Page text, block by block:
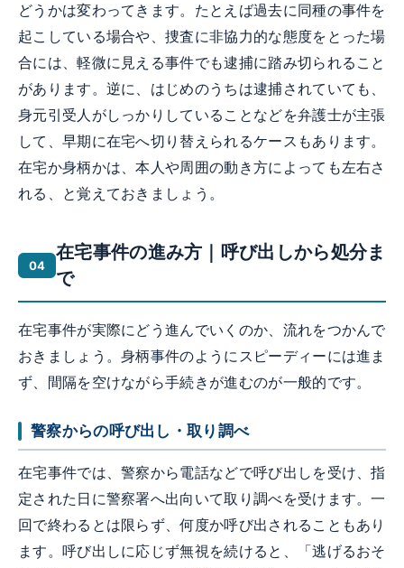
どうかは変わってきます。たとえば過去に同種の事件を
起こしている場合や、捜査に非協力的な態度をとった場
合には、軽微に見える事件でも逮捕に踏み切られること
があります。逆に、はじめのうちは逮捕されていても、
身元引受人がしっかりしていることなどを弁護士が主張
して、早期に在宅へ切り替えられるケースもあります。
在宅か身柄かは、本人や周囲の動き方によっても左右さ
れる、と覚えておきましょう。
在宅事件の進み方｜呼び出しから処分ま
で
在宅事件が実際にどう進んでいくのか、流れをつかんで
おきましょう。身柄事件のようにスピーディーには進ま
ず、間隔を空けながら手続きが進むのが一般的です。
警察からの呼び出し・取り調べ
在宅事件では、警察から電話などで呼び出しを受け、指
定された日に警察署へ出向いて取り調べを受けます。一
回で終わるとは限らず、何度か呼び出されることもあり
ます。呼び出しに応じず無視を続けると、「逃げるおそ